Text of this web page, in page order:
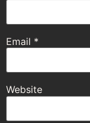
Email *
Website